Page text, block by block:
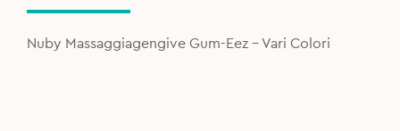
was:
9,90€.
is:
6,00€.
Nuby Massaggiagengive Gum-Eez - Vari Colori